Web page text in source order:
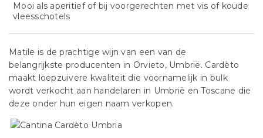
Mooi als aperitief of bij voorgerechten met vis of koude
vleesschotels
Matile is de prachtige wijn van een van de
belangrijkste producenten in Orvieto, Umbrië. Cardèto
maakt loepzuivere kwaliteit die voornamelijk in bulk
wordt verkocht aan handelaren in Umbrië en Toscane die
deze onder hun eigen naam verkopen.